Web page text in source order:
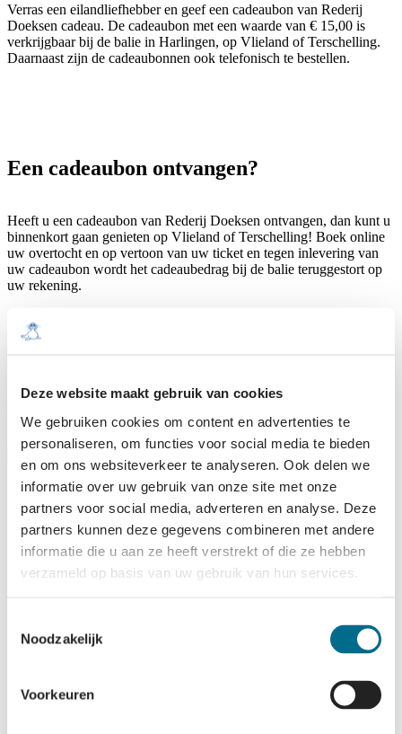
Deze website maakt gebruik van cookies
We gebruiken cookies om content en advertenties te
personaliseren, om functies voor social media te bieden
en om ons websiteverkeer te analyseren. Ook delen we
informatie over uw gebruik van onze site met onze
partners voor social media, adverteren en analyse. Deze
partners kunnen deze gegevens combineren met andere
informatie die u aan ze heeft verstrekt of die ze hebben
verzameld op basis van uw gebruik van hun services.
Noodzakelijk
Voorkeuren
Verras een eilandliefhebber en geef een cadeaubon van Rederij
Doeksen cadeau. De cadeaubon met een waarde van € 15,00 is
verkrijgbaar bij de balie in Harlingen, op Vlieland of Terschelling.
Daarnaast zijn de cadeaubonnen ook telefonisch te bestellen.
Een cadeaubon ontvangen?
Heeft u een cadeaubon van Rederij Doeksen ontvangen, dan kunt u
binnenkort gaan genieten op Vlieland of Terschelling! Boek online
uw overtocht en op vertoon van uw ticket en tegen inlevering van
uw cadeaubon wordt het cadeaubedrag bij de balie teruggestort op
uw rekening.
cadeaubon heeft. U hoeft dan niet vooraf te betalen. Uw ticket
Uw cadeaubon is ook te besteden in onze winkel De Parlevinker en
Boek uw afvaart
GEEF EEN OVERTOCHT
CADEAU!